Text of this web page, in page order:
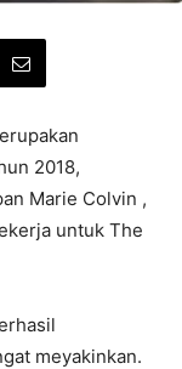
2018,
Marie Colvin ,
untuk The
meyakinkan.